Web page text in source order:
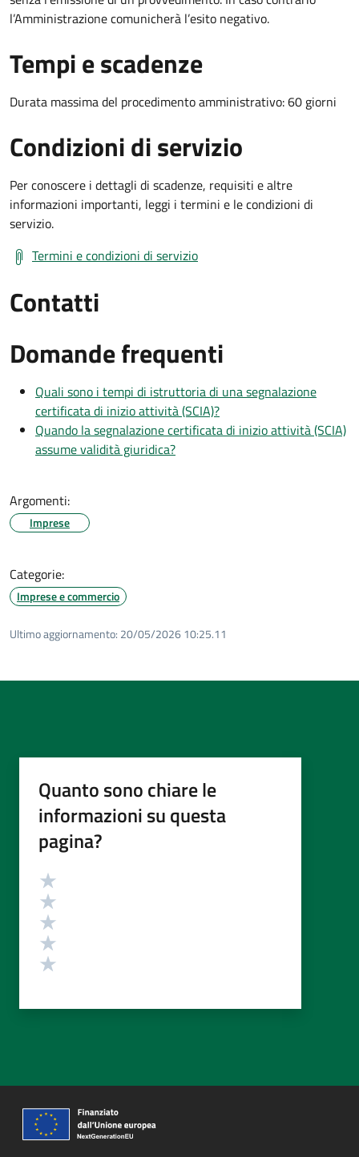
l’Amministrazione comunicherà l’esito negativo.
Tempi e scadenze
Durata massima del procedimento amministrativo: 60 giorni
Condizioni di servizio
Per conoscere i dettagli di scadenze, requisiti e altre
informazioni importanti, leggi i termini e le condizioni di
servizio.
Termini e condizioni di servizio
Contatti
Domande frequenti
Quali sono i tempi di istruttoria di una segnalazione
certificata di inizio attività (SCIA)?
Quando la segnalazione certificata di inizio attività (SCIA)
assume validità giuridica?
Argomenti:
Imprese
Categorie:
Imprese e commercio
Ultimo aggiornamento: 20/05/2026 10:25.11
Quanto sono chiare le
informazioni su questa
pagina?
Valutazione